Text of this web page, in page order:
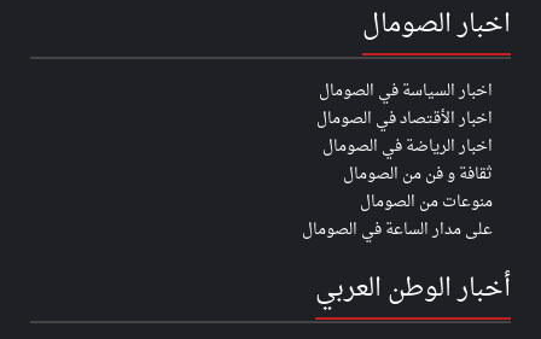
اخبار الصومال
اخبار السياسة في الصومال
اخبار الأقتصاد في الصومال
اخبار الرياضة في الصومال
ثقافة و فن من الصومال
منوعات من الصومال
على مدار الساعة في الصومال
أخبار الوطن العربي